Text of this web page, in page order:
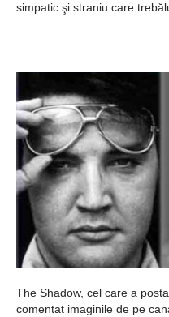
simpatic şi straniu care
The Shadow, cel care a
comentat imaginile de pe